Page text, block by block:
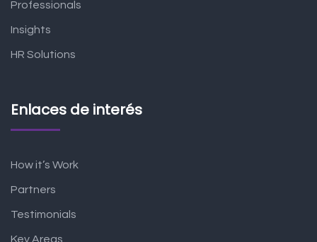
Professionals
Insights
HR Solutions
Enlaces de interés
How it’s Work
Partners
Testimonials
Key Areas